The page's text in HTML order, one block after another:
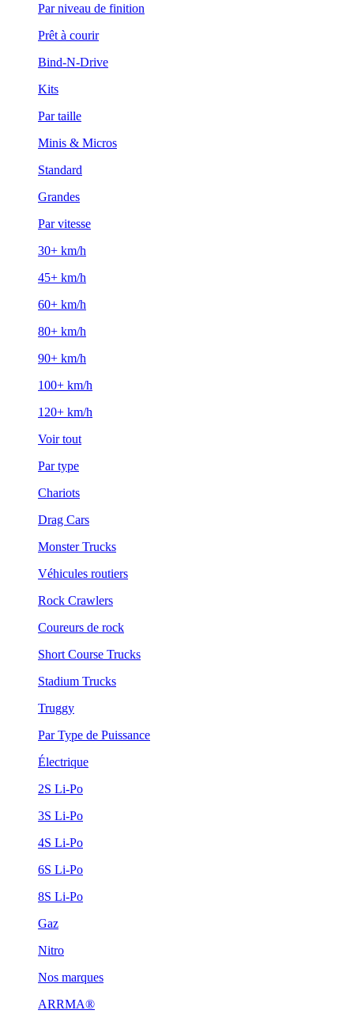
Par niveau de finition
Prêt à courir
Bind-N-Drive
Kits
Par taille
Minis & Micros
Standard
Grandes
Par vitesse
30+ km/h
45+ km/h
60+ km/h
80+ km/h
90+ km/h
100+ km/h
120+ km/h
Voir tout
Par type
Chariots
Drag Cars
Monster Trucks
Véhicules routiers
Rock Crawlers
Coureurs de rock
Short Course Trucks
Stadium Trucks
Truggy
Par Type de Puissance
Électrique
2S Li-Po
3S Li-Po
4S Li-Po
6S Li-Po
8S Li-Po
Gaz
Nitro
Nos marques
ARRMA®